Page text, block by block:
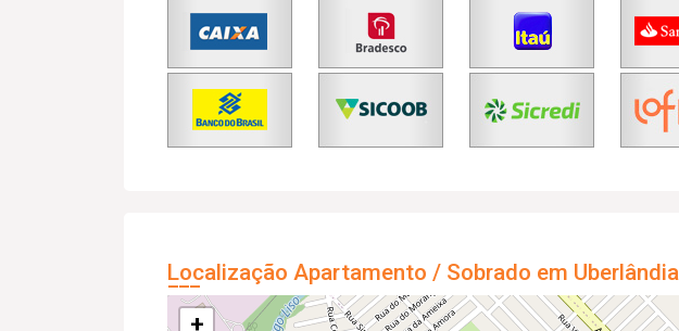
Localização Apartamento / Sobrado em Uberlândia
+